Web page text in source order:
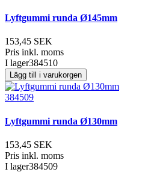
Lyftgummi runda Ø145mm
153,45 SEK
Pris inkl. moms
I lager384510
Lägg till i varukorgen
384509
Lyftgummi runda Ø130mm
153,45 SEK
Pris inkl. moms
I lager384509